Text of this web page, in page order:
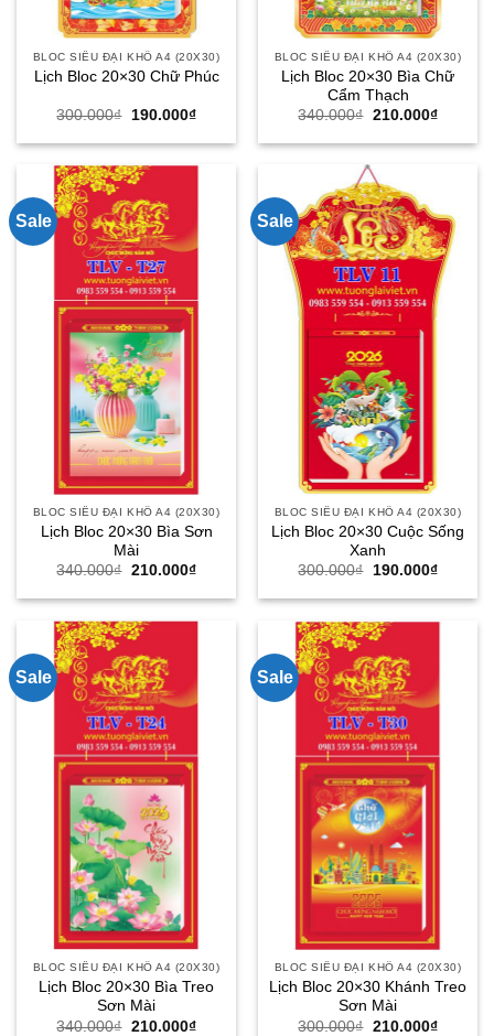
BLOC SIÊU ĐẠI KHỔ A4 (20X30)
Lịch Bloc 20×30 Chữ Phúc
300.000₫
Giá
là:
190.000₫Giá
tại
190.000₫.
BLOC SIÊU ĐẠI KHỔ A4 (20X30)
Lịch Bloc 20×30 Bìa Chữ
Cẩm Thạch
340.000₫ Giá
là:
210.000₫Giá
tại
Sale
BLOC SIÊU ĐẠI KHỔ A4 (20X30)
Lịch Bloc 20×30 Bìa Sơn
Mài
340.000₫ Giá
là:
210.000₫Giá
tại
210.000₫.
Sale
BLOC SIÊU ĐẠI KHỔ A4 (20X30)
Lịch Bloc 20×30 Cuộc Sống
Xanh
300.000₫
Giá
là:
190.000₫Giá
tại
Sale
BLOC SIÊU ĐẠI KHỔ A4 (20X30)
Lịch Bloc 20×30 Bìa Treo
Sơn Mài
340.000₫ Giá
210.000₫Giá
Sale
BLOC SIÊU ĐẠI KHỔ A4 (20X30)
Lịch Bloc 20×30 Khánh Treo
Sơn Mài
300.000₫ Giá
210.000₫Giá